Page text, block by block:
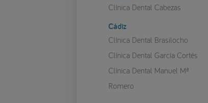
Clínica Dental Cabezas
Cádiz
Clínica Dental Brasilocho
Clínica Dental García Cortés
Clínica Dental Manuel Mª
Romero